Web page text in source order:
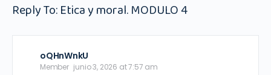
Reply To: Etica y moral. MODULO 4
oQHnWnkU
Member junio 3, 2026 at 7:57 am